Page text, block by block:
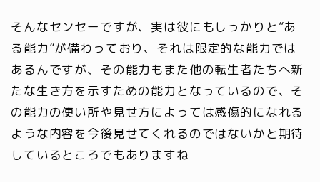
そんなセンセーですが、実は彼にもしっかりと”あ
る能力”が備わっており、それは限定的な能力では
あるんですが、その能力もまた他の転生者たちへ新
たな生き方を示すための能力となっているので、そ
の能力の使い所や見せ方によっては感傷的になれる
ような内容を今後見せてくれるのではないかと期待
しているところでもありますね